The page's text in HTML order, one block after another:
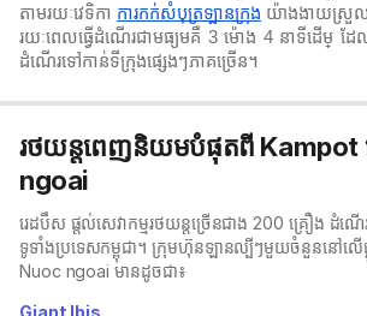
តាមរយៈវេទិកា ការកក់សំបុត្រឡានក្រុង យ៉ាងងាយស្រួ
រយៈពេលធ្វើដំណើរជាមធ្យមគឺ 3 ម៉ោង 4 នាទី​ដើម្ ដែ
ដំណើរទៅកាន់ទីក្រុងផ្សេងៗភាគច្រើន។
រថយន្តពេញនិយមបំផុតពី Kampot
ngoai
រេដបឹស ផ្តល់សេវាកម្មរថយន្តច្រើនជាង 200 គ្រឿង ដំណើ
ទូទាំងប្រទេសកម្ពុជា។ ក្រុមហ៊ុនឡានល្បីៗមួយចំនួននៅលើ
Nuoc ngoai មានដូចជា៖
Giant Ibis